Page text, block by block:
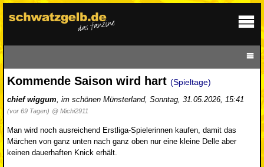
Kommende Saison wird hart (Spieltage)
chief wiggum, im schönen Münsterland, Sonntag, 31.05.2026, 15:41
(vor 69 Tagen) @ Michi2911
Man wird noch ausreichend Erstliga-Spielerinnen kaufen, damit das
Märchen von ganz unten nach ganz oben nur eine kleine Delle aber
keinen dauerhaften Knick erhält.